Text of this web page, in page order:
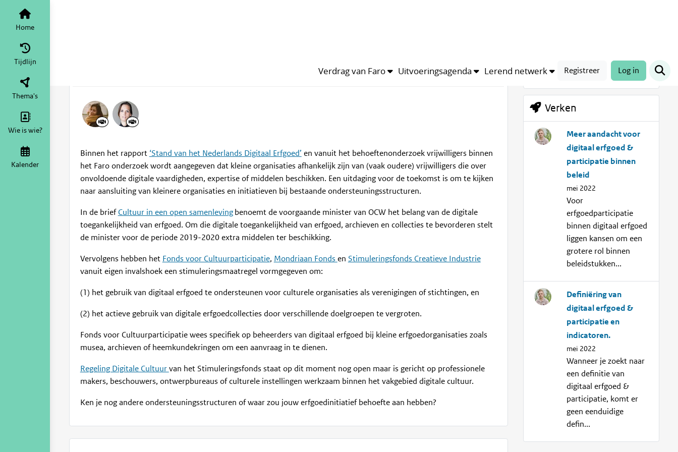
Verdrag van Faro Uitvoeringsagenda Lerend netwerk Registreer Log in
Home
Tijdlijn
Thema's
Wie is wie?
Kalender
Binnen het rapport ‘Stand van het Nederlands Digitaal Erfgoed’ en vanuit het behoeftenonderzoek vrijwilligers binnen
het Faro onderzoek wordt aangegeven dat kleine organisaties afhankelijk zijn van (vaak oudere) vrijwilligers die over
onvoldoende digitale vaardigheden, expertise of middelen beschikken. Een uitdaging voor de toekomst is om te kijken
naar aansluiting van kleinere organisaties en initiatieven bij bestaande ondersteuningsstructuren.
In de brief Cultuur in een open samenleving benoemt de voorgaande minister van OCW het belang van de digitale
toegankelijkheid van erfgoed. Om die digitale toegankelijkheid van erfgoed, archieven en collecties te bevorderen stelt
de minister voor de periode 2019-2020 extra middelen ter beschikking.
Vervolgens hebben het Fonds voor Cultuurparticipatie, Mondriaan Fonds en Stimuleringsfonds Creatieve Industrie
vanuit eigen invalshoek een stimuleringsmaatregel vormgegeven om:
(1) het gebruik van digitaal erfgoed te ondersteunen voor culturele organisaties als verenigingen of stichtingen, en
(2) het actieve gebruik van digitale erfgoedcollecties door verschillende doelgroepen te vergroten.
Fonds voor Cultuurparticipatie wees specifiek op beheerders van digitaal erfgoed bij kleine erfgoedorganisaties zoals
musea, archieven of heemkundekringen om een aanvraag in te dienen.
Regeling Digitale Cultuur van het Stimuleringsfonds staat op dit moment nog open maar is gericht op professionele
makers, beschouwers, ontwerpbureaus of culturele instellingen werkzaam binnen het vakgebied digitale cultuur.
Ken je nog andere ondersteuningsstructuren of waar zou jouw erfgoedinitiatief behoefte aan hebben?
Verken
Meer aandacht voor
digitaal erfgoed &
participatie binnen
beleid
mei 2022
Voor
erfgoedparticipatie
binnen digitaal erfgoed
liggen kansen om een
grotere rol binnen
beleidstukken...
Definiëring van
digitaal erfgoed &
participatie en
indicatoren.
mei 2022
Wanneer je zoekt naar
een definitie van
digitaal erfgoed &
participatie, komt er
geen eenduidige
defin...